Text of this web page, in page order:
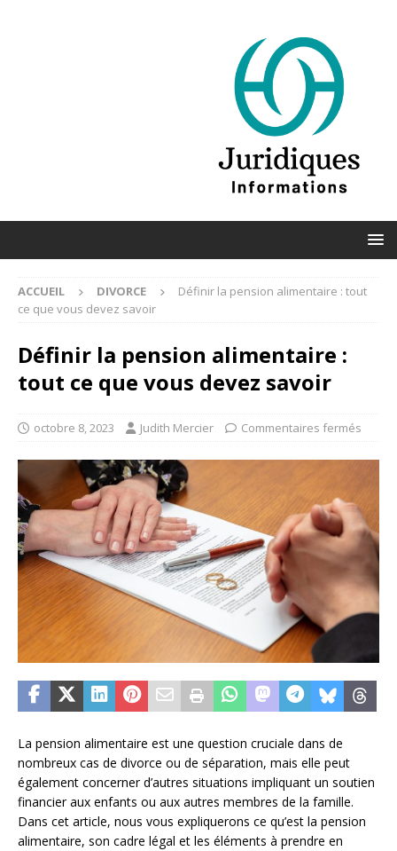
ACCUEIL DIVORCE
Définir la pension alimentaire : tout
ce que vous devez savoir
Définir la pension alimentaire :
tout ce que vous devez savoir
octobre 8, 2023 Judith Mercier Commentaires fermés
La pension alimentaire est une question cruciale dans de
nombreux cas de divorce ou de séparation, mais elle peut
également concerner d’autres situations impliquant un soutien
financier aux enfants ou aux autres membres de la famille.
Dans cet article, nous vous expliquerons ce qu’est la pension
alimentaire, son cadre légal et les éléments à prendre en